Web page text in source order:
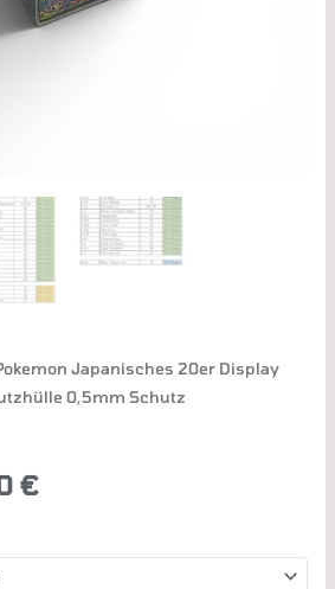
Japanisches 20er Display
0,5mm Schutz
€